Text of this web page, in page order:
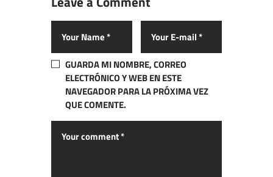
GUARDA MI NOMBRE, CORREO
ELECTRÓNICO Y WEB EN ESTE
NAVEGADOR PARA LA PRÓXIMA VEZ
QUE COMENTE.